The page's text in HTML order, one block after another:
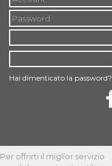
Per offrirti il miglior servizio
Hai dimenticato la password?